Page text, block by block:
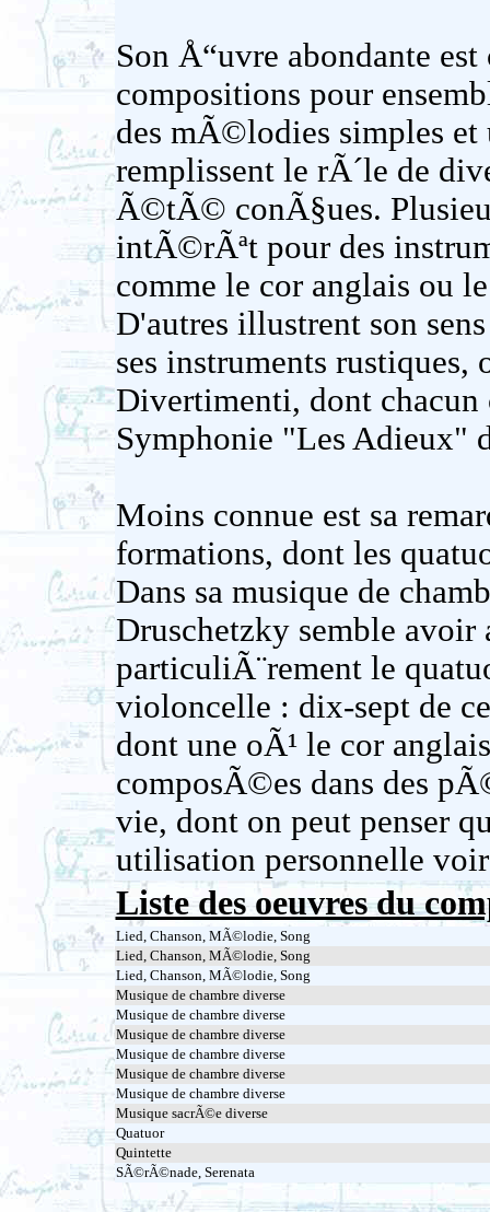
Son Å“uvre abondante
compositions pour
des mÃ©lodies simples et
remplissent le rÃ´le de
Ã©tÃ© conÃ§ues.
intÃ©rÃªt pour des
comme le cor anglais ou
D'autres illustrent son
ses instruments
Divertimenti, dont
Symphonie "Les Adieux"
Moins connue est sa
formations, dont les
Dans sa musique de
Druschetzky semble
particuliÃ¨rement le
violoncelle : dix-sept de
dont une oÃ¹ le cor
composÃ©es dans des
vie, dont on peut penser
utilisation personnelle
Liste des oeuvres du
Lied, Chanson, MÃ©lodie, Song
Lied, Chanson, MÃ©lodie, Song
Lied, Chanson, MÃ©lodie, Song
Musique de chambre diverse
Musique de chambre diverse
Musique de chambre diverse
Musique de chambre diverse
Musique de chambre diverse
Musique de chambre diverse
Musique sacrÃ©e diverse
Quatuor
Quintette
SÃ©rÃ©nade, Serenata